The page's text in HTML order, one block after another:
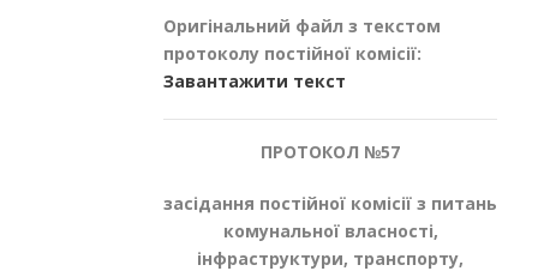
Оригінальний файл з текстом
протоколу постійної комісії:
Завантажити текст
ПРОТОКОЛ №57
засідання постійної комісії з питань
комунальної власності,
інфраструктури, транспорту,